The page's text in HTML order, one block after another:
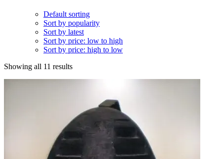
Default sorting
Sort by popularity
Sort by latest
Sort by price: low to high
Sort by price: high to low
Showing all 11 results